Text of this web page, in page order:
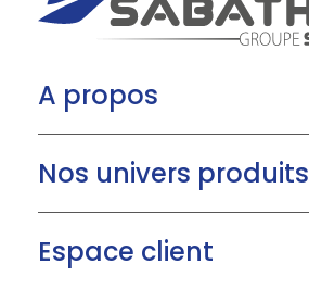
A propos
Nos univers produits
Espace client